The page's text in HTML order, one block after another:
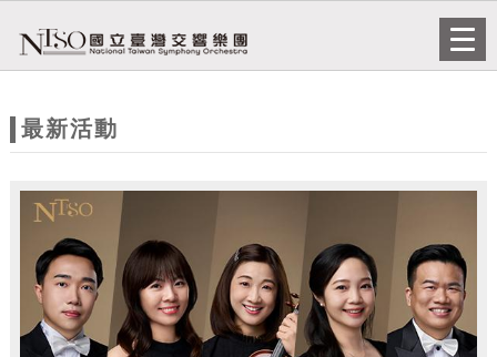
站
題
最新活動